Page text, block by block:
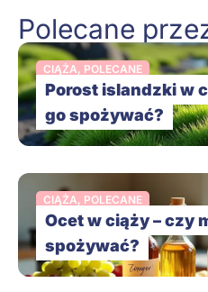
Polecane
CIĄŻA, POLECANE
Porost islandzki w
go spożywać?
CIĄŻA, POLECANE
Ocet w ciąży – czy
spożywać?